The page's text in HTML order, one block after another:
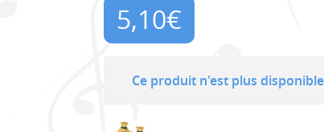
5,10€
Ce produit n'est plus disponible